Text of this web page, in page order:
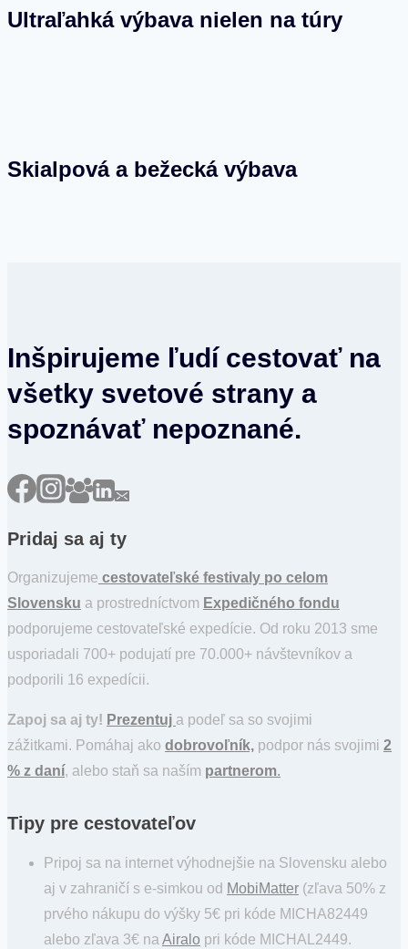
Ultraľahká výbava nielen na túry
Skialpová a bežecká výbava
Inšpirujeme ľudí cestovať na
všetky svetové strany a
spoznávať nepoznané.
Pridaj sa aj ty
Organizujeme cestovateľské festivaly po celom
Slovensku a prostredníctvom Expedičného fondu
podporujeme cestovateľské expedície. Od roku 2013 sme
usporiadali 700+ podujatí pre 70.000+ návštevníkov a
podporili 16 expedícii.
Zapoj sa aj ty! Prezentuj a podeľ sa so svojimi
zážitkami. Pomáhaj ako dobrovoľník, podpor nás svojimi 2
% z daní, alebo staň sa naším partnerom.
Tipy pre cestovateľov
Pripoj sa na internet výhodnejšie na Slovensku alebo
aj v zahraničí s e-simkou od MobiMatter (zľava 50% z
prvého nákupu do výšky 5€ pri kóde MICHA82449
alebo zľava 3€ na Airalo pri kóde MICHAL2449.